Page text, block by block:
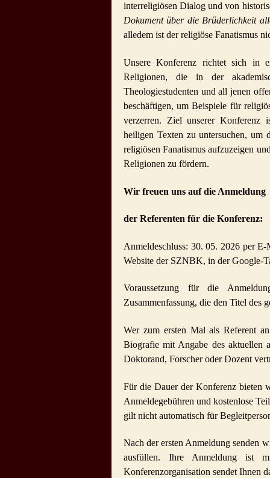
interreligiösen Dialog und von
Dokument über die Brüderlichkeit
alledem ist der religiöse Fanatismus
Unsere Konferenz richtet sich in
Religionen, die in der
Theologiestudenten und all jenen
beschäftigen, um Beispiele für
verzerren. Ziel unserer Konferenz
heiligen Texten zu untersuchen, um
religiösen Fanatismus aufzuzeigen
Religionen zu fördern.
Wir freuen uns auf die Anmeldung
der Referenten für die Konferenz:
Anmeldeschluss: 30. 05. 2026 per
Website der SZNBK, in der Google-
Voraussetzung für die
Zusammenfassung, die den Titel des
Wer zum ersten Mal als Referent
Biografie mit Angabe des aktuellen
Doktorand, Forscher oder Dozent
Für die Dauer der Konferenz bieten
Anmeldegebühren und kostenlose
gilt nicht automatisch für
Nach der ersten Anmeldung senden
ausfüllen. Ihre Anmeldung ist
Konferenzorganisation sendet Ihnen